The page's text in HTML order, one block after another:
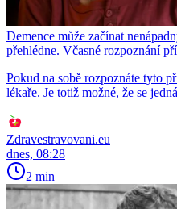
Demence může začínat
přehlédne. Včasné rozpoznání
Pokud na sobě rozpoznáte tyto
lékaře. Je totiž možné, že se
Zdravestravovani.eu
dnes, 08:28
2 min